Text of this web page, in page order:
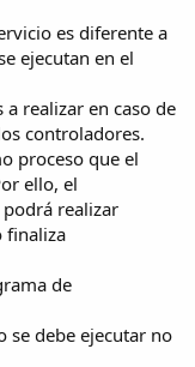
es diferente a
ejecutan en el
realizar en caso de
controladores.
proceso que el
ello, el
realizar
finaliza
de
se debe ejecutar no